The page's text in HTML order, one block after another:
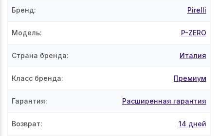
Бренд: Pirelli
Модель: P-ZERO
Страна бренда: Италия
Класс бренда: Премиум
Гарантия: Расширенная гарантия
Возврат: 14 дней